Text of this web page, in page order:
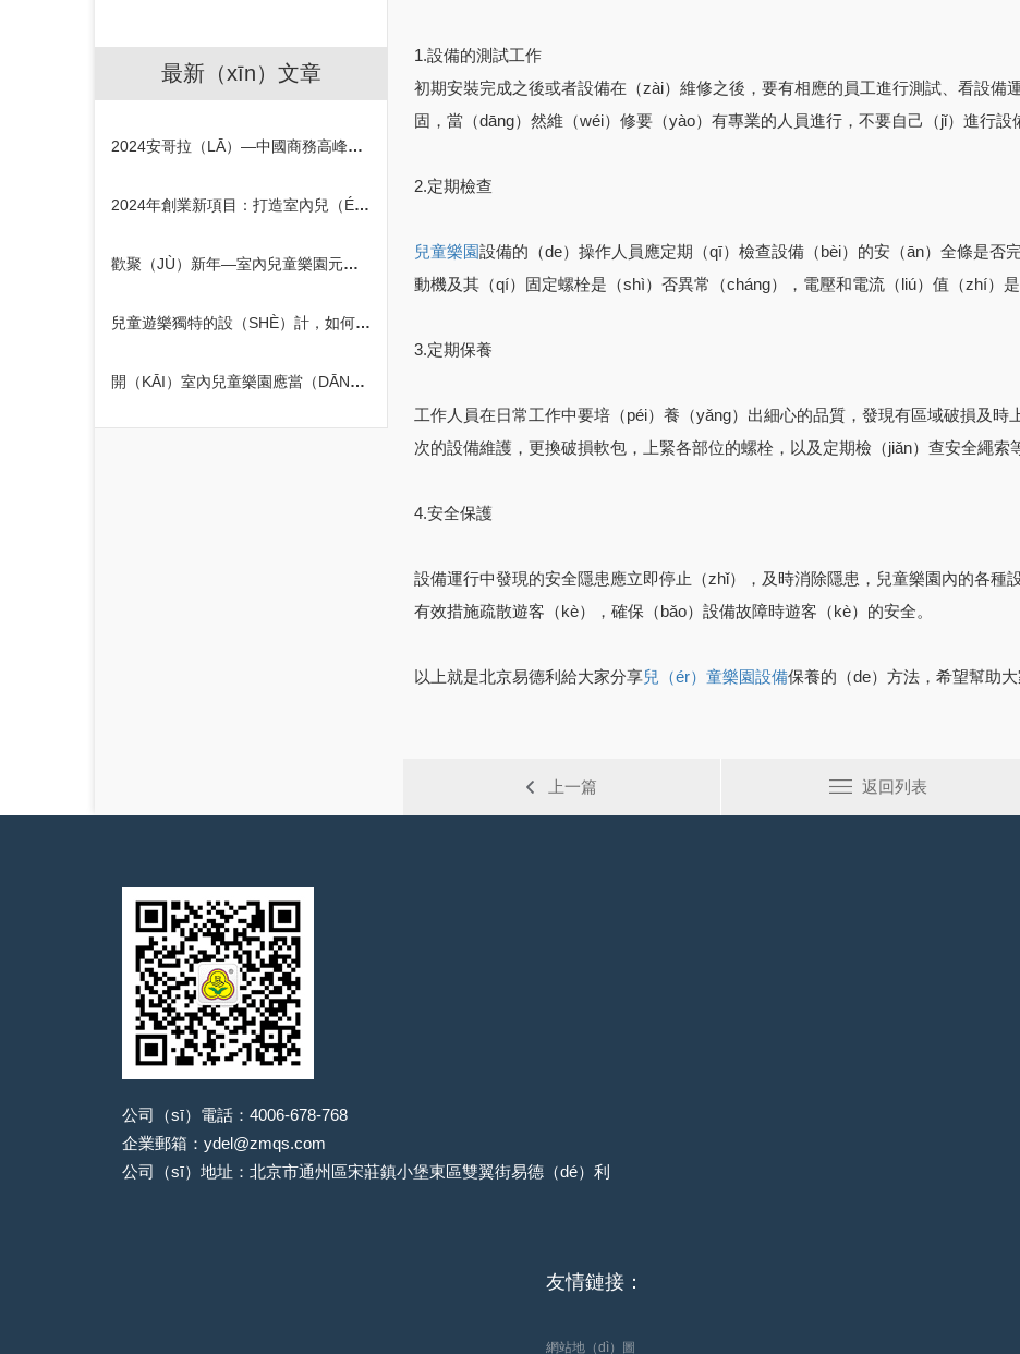
最新（xīn）文章
2024安哥拉（LĀ）—中國商務高峰論壇在京召（ZHÀO）開
2024年創業新項目：打造室內兒（ÉR）童樂園（YUÁN）的契機
歡聚（JÙ）新年—室內兒童樂園元旦活動策劃方案
兒童遊樂獨特的設（SHÈ）計，如何吸引孩子的注意力
開（KĀI）室內兒童樂園應當（DĀNG）避免的誤區
1.設備的測試工作
初期安裝完成之後或者設備在（zài）維修之後，要有相應的員工進行測試、看設備
固，當（dāng）然維（wéi）修要（yào）有專業的人員進行，不要自己（jǐ）進行設
2.定期檢查
兒童樂園設備的（de）操作人員應定期（qī）檢查設備（bèi）的安（ān）全條是否
動機及其（qí）固定螺栓是（shì）否異常（cháng），電壓和電流（liú）值（zhí）是
3.定期保養
工作人員在日常工作中要培（péi）養（yǎng）出細心的品質，發現有區域破損及時
次的設備維護，更換破損軟包，上緊各部位的螺栓，以及定期檢（jiǎn）查安全繩索
4.安全保護
設備運行中發現的安全隱患應立即停止（zhǐ），及時消除隱患，兒童樂園內的各種
有效措施疏散遊客（kè），確保（bǎo）設備故障時遊客（kè）的安全。
以上就是北京易德利給大家分享兒（ér）童樂園設備保養的（de）方法，希望幫助大
上一篇 返回列表
公司（sī）電話：4006-678-768
企業郵箱：ydel@zmqs.com
公司（sī）地址：北京市通州區宋莊鎮小堡東區雙翼街易德（dé）利
友情鏈接：
網站地（dì）圖